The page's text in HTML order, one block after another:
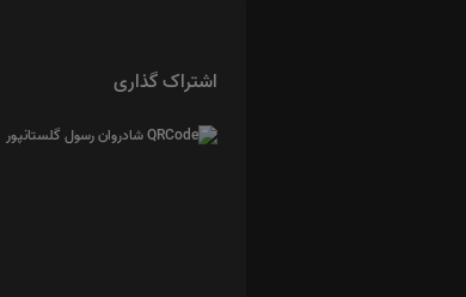
اشتراک گذاری